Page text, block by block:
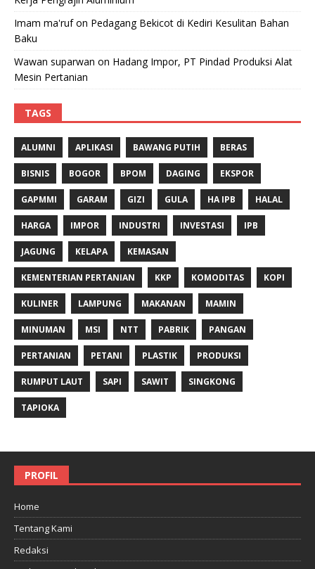
Imam ma'rufon Pedagang Bekicot di Kediri Kesulitan Bahan
Baku
Wawan suparwan on Hadang Impor, PT Pindad Produksi Alat
Mesin Pertanian
TAGS
ALUMNI APLIKASI BAWANG PUTIH BERAS
BISNIS BOGOR BPOM DAGING EKSPOR
GAPMMI GARAM GIZI GULA HA IPB HALAL
HARGA IMPOR INDUSTRI INVESTASI IPB
JAGUNG KELAPA KEMASAN
KEMENTERIAN PERTANIAN KKP KOMODITAS KOPI
KULINER LAMPUNG MAKANAN MAMIN
MINUMAN MSI NTT PABRIK PANGAN
PERTANIAN PETANI PLASTIK PRODUKSI
RUMPUT LAUT SAPI SAWIT SINGKONG
TAPIOKA
PROFIL
Home
Tentang Kami
Redaksi